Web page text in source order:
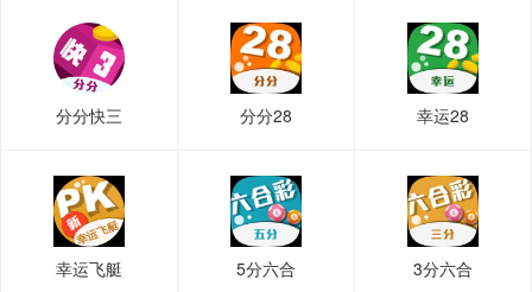
分分快三 分分28 幸运28
幸运飞艇 5分六合 3分六合